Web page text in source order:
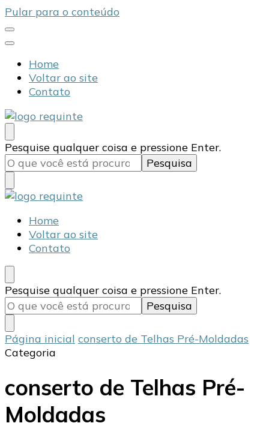
Pular para o conteúdo
Home
Voltar ao site
Contato
Blog Requinte
Procurando
algo?
Pesquise qualquer coisa e pressione Enter.
Blog Requinte
Home
Voltar ao site
Contato
Procurando
algo?
Pesquise qualquer coisa e pressione Enter.
Página inicial conserto de Telhas Pré-Moldadas
Categoria
conserto de Telhas Pré-
Moldadas